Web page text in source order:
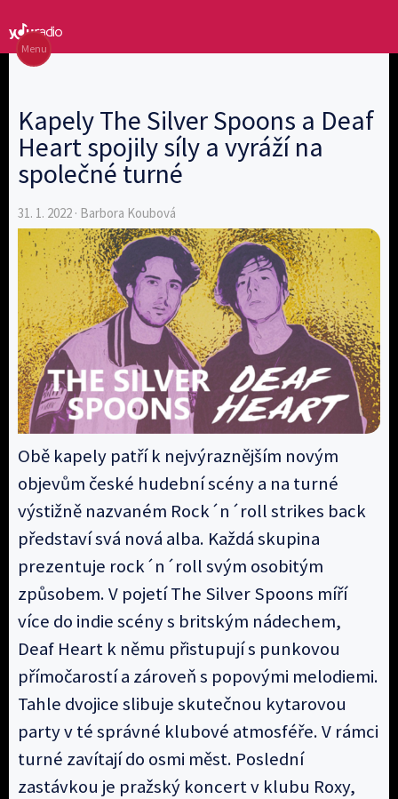
Menu
Kapely The Silver Spoons a Deaf
Heart spojily síly a vyráží na
společné turné
31. 1. 2022 · Barbora Koubová
Obě kapely patří k nejvýraznějším novým
objevům české hudební scény a na turné
výstižně nazvaném Rock´n´roll strikes back
představí svá nová alba. Každá skupina
prezentuje rock´n´roll svým osobitým
způsobem. V pojetí The Silver Spoons míří
více do indie scény s britským nádechem,
Deaf Heart k němu přistupují s punkovou
přímočarostí a zároveň s popovými melodiemi.
Tahle dvojice slibuje skutečnou kytarovou
party v té správné klubové atmosféře. V rámci
turné zavítají do osmi měst. Poslední
zastávkou je pražský koncert v klubu Roxy,